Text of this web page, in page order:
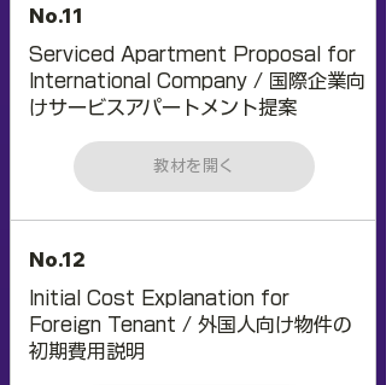
No.11
Serviced Apartment Proposal for
International Company / 国際企業向
けサービスアパートメント提案
教材を開く
No.12
Initial Cost Explanation for
Foreign Tenant / 外国人向け物件の
初期費用説明